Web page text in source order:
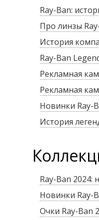
Ray-Ban:
Про линзы
История
Ray-Ban
Рекламная
Рекламная
Новинки Ray-
История
Ray-Ban 2024:
Новинки Ray-
Очки Ray-Ban